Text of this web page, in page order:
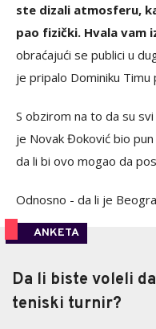
ste dizali atmosferu,
pao fizički. Hvala vam
obraćajući se publici u
je pripalo Dominiku Timu
S obzirom na to da su
je Novak Đoković bio
da li bi ovo mogao da
Odnosno - da li je
ANKETA
Da li biste voleli
Da li biste voleli
teniski turnir?